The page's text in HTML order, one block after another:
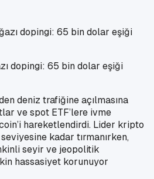
dopingi: 65 bin dolar eşiği
deniz trafiğine açılmasına
ve spot ETF’lere ivme
hareketlendirdi. Lider kripto
kadar tırmanırken,
seyir ve jeopolitik
hassasiyet korunuyor